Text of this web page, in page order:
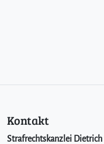
Kontakt
Strafrechtskanzlei Dietrich